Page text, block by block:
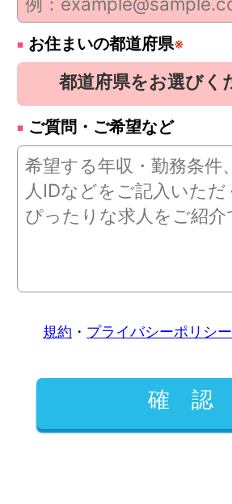
お住まいの都道府県※
ご質問・ご希望など
規約 ・ プライバシーポリシー